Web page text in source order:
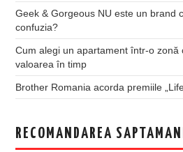
Geek & Gorgeous NU este un brand
confuzia?
Cum alegi un apartament într-o zonă
valoarea în timp
Brother Romania acorda premiile
RECOMANDAREA